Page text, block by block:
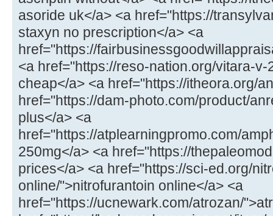
asoride uk</a> <a href="https://
staxyn no prescription</a> <a
href="https://
<a href="https://reso-nation.org/vitara-
cheap</a> <a href="https://itheora.org/
href="https://dam-photo.com/product/
plus</a> <a
href="https://atplearningpromo.com/
250mg</a> <a href="https://
prices</a> <a href="https://sci-ed.org/
online/">nitrofurantoin online</a> <a
href="https://ucnewark.com/atrozan/